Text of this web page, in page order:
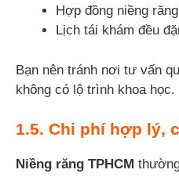
Hợp đồng niềng
Lịch tái khám đều
Bạn nên tránh nơi tư vấn
không có lộ trình khoa học.
1.5. Chi phí hợp lý,
Niềng răng TPHCM